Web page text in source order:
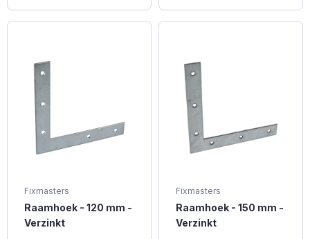
Fixmasters
Raamhoek - 120 mm -
Verzinkt
Fixmasters
Raamhoek - 150 mm -
Verzinkt